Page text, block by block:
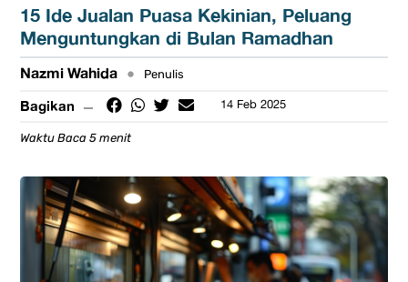
15 Ide Jualan Puasa Kekinian, Peluang
Menguntungkan di Bulan Ramadhan
Nazmi Wahida • Penulis
Bagikan 14 Feb 2025
Waktu Baca 5 menit